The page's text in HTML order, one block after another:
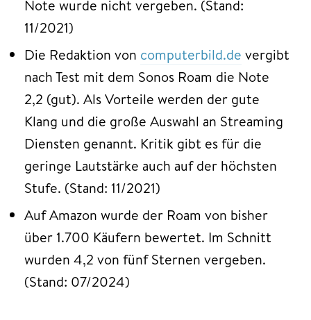
Note wurde nicht vergeben. (Stand:
11/2021)
Die Redaktion von computerbild.de vergibt
nach Test mit dem Sonos Roam die Note
2,2 (gut). Als Vorteile werden der gute
Klang und die große Auswahl an Streaming
Diensten genannt. Kritik gibt es für die
geringe Lautstärke auch auf der höchsten
Stufe. (Stand: 11/2021)
Auf Amazon wurde der Roam von bisher
über 1.700 Käufern bewertet. Im Schnitt
wurden 4,2 von fünf Sternen vergeben.
(Stand: 07/2024)